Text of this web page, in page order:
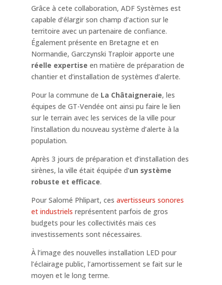
Grâce à cete collaboration, ADF Systèmes est
capable d’élargir son champ d’action sur le
territoire avec un partenaire de confiance.
Également présente en Bretagne et en
Normandie, Garczynski Traploir apporte une
réelle expertise en matière de préparation de
chantier et d’installation de systèmes d’alerte.
Pour la commune de La Châtaigneraie, les
équipes de GT-Vendée ont ainsi pu faire le lien
sur le terrain avec les services de la ville pour
l’installation du nouveau système d’alerte à la
population.
Après 3 jours de préparation et d’installation des
sirènes, la ville était équipée d’un système
robuste et efficace.
Pour Salomé Phlipart, ces avertisseurs sonores
et industriels représentent parfois de gros
budgets pour les collectivités mais ces
investissements sont nécessaires.
À l’image des nouvelles installation LED pour
l’éclairage public, l’amortissement se fait sur le
moyen et le long terme.